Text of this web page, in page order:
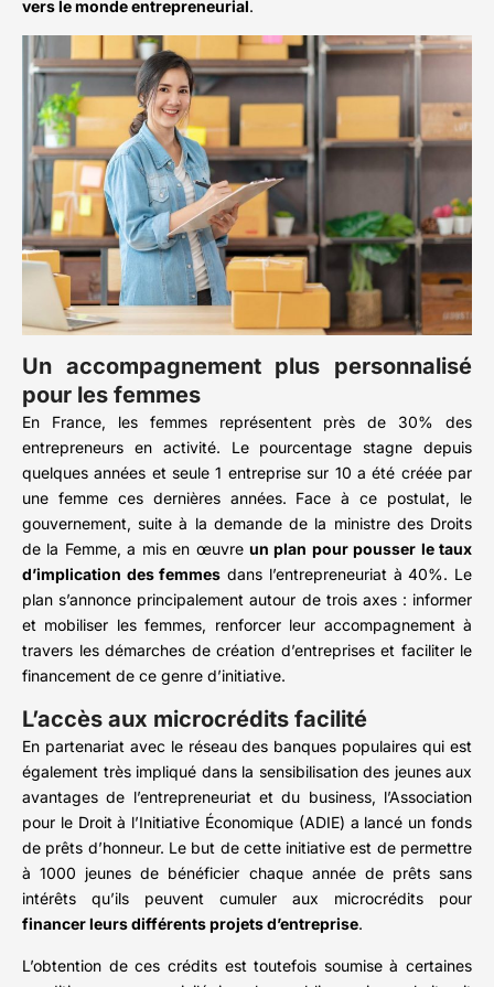
vers le monde entrepreneurial.
Un accompagnement plus personnalisé
pour les femmes
En France, les femmes représentent près de 30% des
entrepreneurs en activité. Le pourcentage stagne depuis
quelques années et seule 1 entreprise sur 10 a été créée par
une femme ces dernières années. Face à ce postulat, le
gouvernement, suite à la demande de la ministre des Droits
de la Femme, a mis en œuvre un plan pour pousser le taux
d’implication des femmes dans l’entrepreneuriat à 40%. Le
plan s’annonce principalement autour de trois axes : informer
et mobiliser les femmes, renforcer leur accompagnement à
travers les démarches de création d’entreprises et faciliter le
financement de ce genre d’initiative.
L’accès aux microcrédits facilité
En partenariat avec le réseau des banques populaires qui est
également très impliqué dans la sensibilisation des jeunes aux
avantages de l’entrepreneuriat et du business, l’Association
pour le Droit à l’Initiative Économique (ADIE) a lancé un fonds
de prêts d’honneur. Le but de cette initiative est de permettre
à 1000 jeunes de bénéficier chaque année de prêts sans
intérêts qu’ils peuvent cumuler aux microcrédits pour
financer leurs différents projets d’entreprise.
L’obtention de ces crédits est toutefois soumise à certaines